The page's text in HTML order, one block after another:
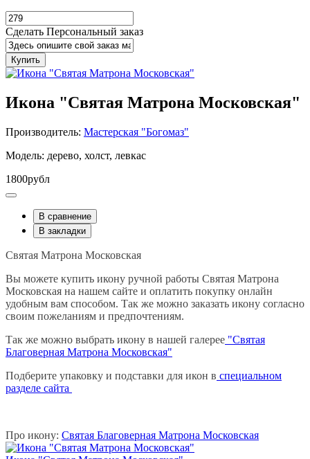
Сделать Персональный заказ
Купить
Икона "Святая Матрона Московская"
Производитель: Мастерская "Богомаз"
Модель: дерево, холст, левкас
1800рубл
В сравнение
В закладки
Святая Матрона Московская
Вы можете купить икону ручной работы Святая Матрона
Московская на нашем сайте и оплатить покупку онлайн
удобным вам способом. Так же можно заказать икону согласно
своим пожеланиям и предпочтениям.
Так же можно выбрать икону в нашей галерее "Святая
Благоверная Матрона Московская"
Подберите упаковку и подставки для икон в специальном
разделе сайта
Про икону: Святая Благоверная Матрона Московская